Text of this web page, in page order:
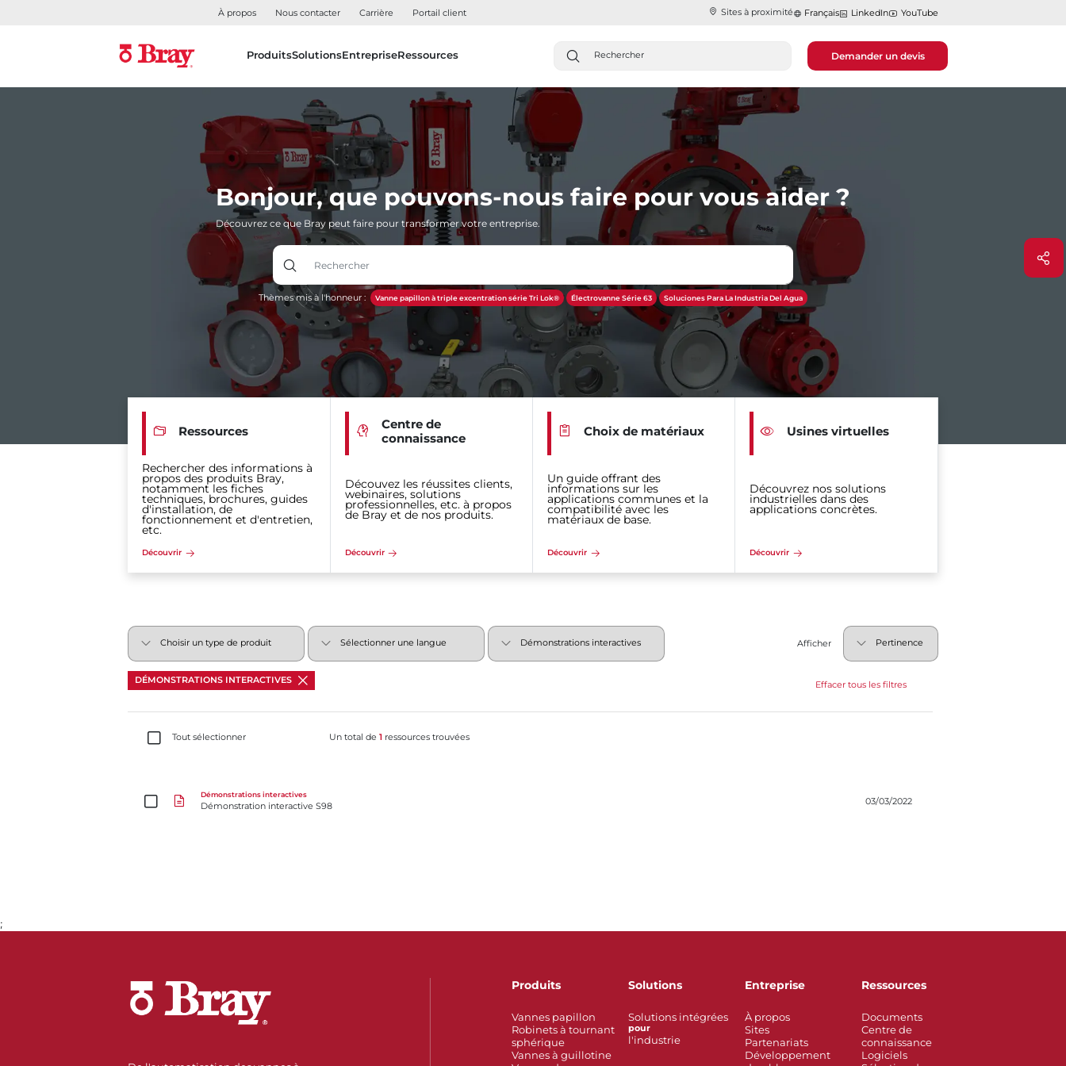
À propos Nous contacter Carrière Portail client Sites à proximité Français LinkedIn YouTube
ProduitsSolutionsEntrepriseRessources Demander un devis
Bonjour, que pouvons-nous faire pour vous aider ?
Découvrez ce que Bray peut faire pour transformer votre entreprise.
Thèmes mis à l'honneur : Vanne papillon à triple excentration série Tri Lok® Électrovanne Série 63 Soluciones Para La Industria Del Agua
Ressources
Rechercher des informations à
propos des produits Bray,
notamment les fiches
techniques, brochures, guides
d'installation, de
fonctionnement et d'entretien,
etc.
Découvrir
Centre de
connaissance
Découvez les réussites clients,
webinaires, solutions
professionnelles, etc. à propos
de Bray et de nos produits.
Découvrir
Choix de matériaux
Un guide offrant des
informations sur les
applications communes et la
compatibilité avec les
matériaux de base.
Découvrir
Usines virtuelles
Découvrez nos solutions
industrielles dans des
applications concrètes.
Découvrir
Afficher
DÉMONSTRATIONS INTERACTIVES Effacer tous les filtres
Tout sélectionner Un total de 1ressources trouvées
Démonstrations interactives
Démonstration interactive S98 03/03/2022
;
Produits
Vannes papillon
Robinets à tournant
sphérique
Vannes à guillotine
Solutions
Solutions intégrées
pour
l'industrie
Entreprise
À propos
Sites
Partenariats
Développement
Ressources
Documents
Centre de
connaissance
Logiciels